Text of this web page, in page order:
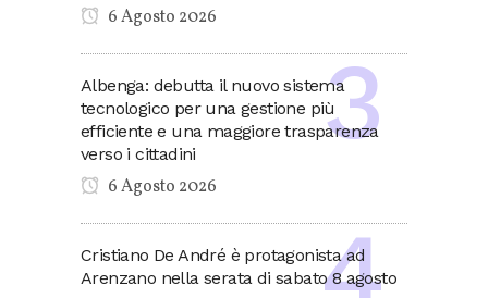
6 Agosto 2026
Albenga: debutta il nuovo sistema
tecnologico per una gestione più
efficiente e una maggiore trasparenza
verso i cittadini
6 Agosto 2026
Cristiano De André è protagonista ad
Arenzano nella serata di sabato 8 agosto